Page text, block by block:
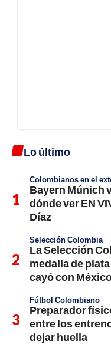
Lo último
Colombianos en el
Bayern Múnich
dónde ver EN
Díaz
Selección Colombia
La Selección
medalla de
cayó con
Fútbol Colombiano
Preparador
entre los
dejar huella